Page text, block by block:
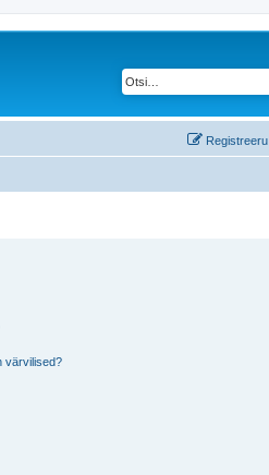
Registreeru
värvilised?